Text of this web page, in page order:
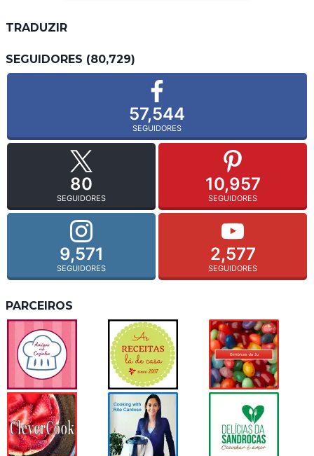
TRADUZIR
SEGUIDORES (80,729)
57,544
SEGUIDORES
80
SEGUIDORES
10,957
SEGUIDORES
9,571
SEGUIDORES
2,577
SEGUIDORES
PARCEIROS